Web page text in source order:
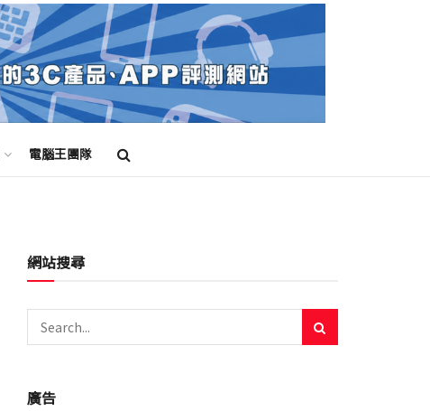
電腦王團隊
網站搜尋
廣告